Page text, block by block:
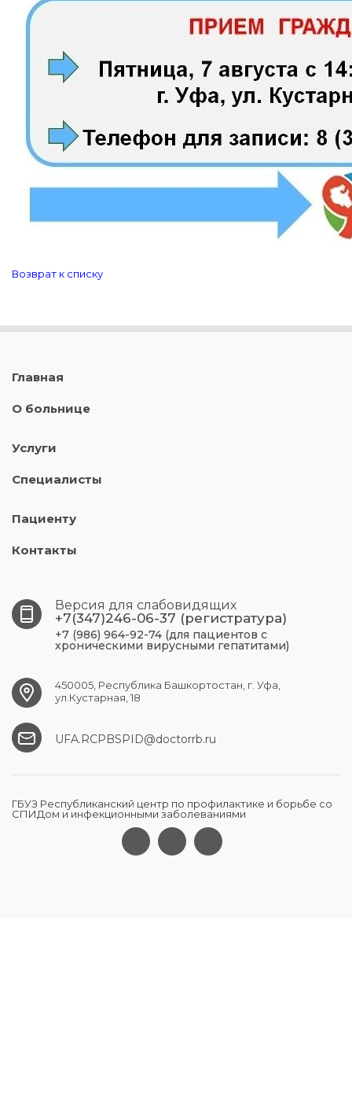
Возврат к списку
Главная
О больнице
Услуги
Специалисты
Пациенту
Контакты
Версия для слабовидящих
+7(347)246-06-37 (регистратура)
+7 (986) 964-92-74 (для пациентов с
хроническими вирусными гепатитами)
450005, Республика Башкортостан, г. Уфа,
ул.Кустарная, 18
UFA.RCPBSPID@doctorrb.ru
ГБУЗ Республиканский центр по профилактике и борьбе со
СПИДом и инфекционными заболеваниями